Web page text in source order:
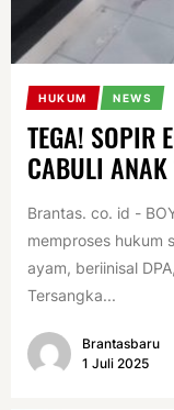
HUKUM NEWS
TEGA! SOPIR
CABULI
Brantas. co. id -
memproses hukum
ayam, beriinisal
Tersangka...
Brantasbaru
1 Juli 2025